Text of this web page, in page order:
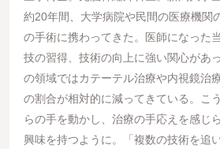
約20年間、⼤学病院や⺠間の医療機関
の⼿術に携わってきた。医師になった
技の習得、技術の向上に強い関⼼があ
の領域ではカテーテル治療や内視鏡治
の割合が相対的に減ってきている。こ
らの⼿を動かし、治療の⼿応えを感じ
興味を持つように。「複数の技術を追